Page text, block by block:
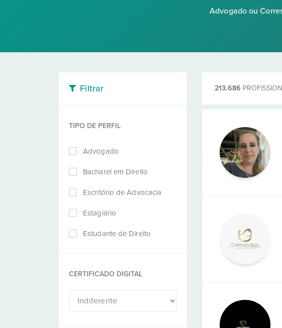
Advogado ou
Filtrar
TIPO DE PERFIL
Advogado
Bacharel em Direito
Escritório de Advocacia
Estagiário
Estudante de Direito
CERTIFICADO DIGITAL
213.686